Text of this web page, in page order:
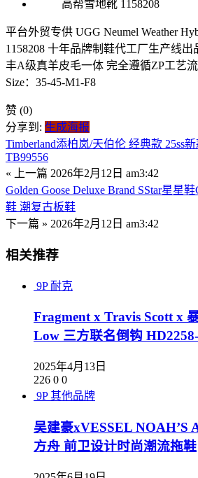
平台外贸专供 UGG Neumel Weather
1158208 十年品牌制鞋代工厂生产线
丰A级真羊皮毛一体 完全遵循ZP工艺
Size：35-45-M1-F8
赞 (0)
分享到: 生成海报
Timberland添柏岚/天伯伦 经典款 25ss
TB99556
« 上一篇 2026年2月12日 am3:42
Golden Goose Deluxe Brand SStar星星
鞋 潮复古板鞋
下一篇 » 2026年2月12日 am3:42
相关推荐
9P 耐克
Fragment x Travis Scott x
Low 三方联名倒钩
2025年4月13日
226 0 0
9P 其他品牌
吴建豪xVESSEL NOAH’S
方舟 前卫设计时尚潮流拖鞋